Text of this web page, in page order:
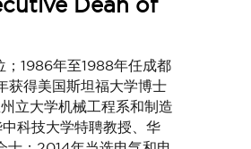
；1986年至1988年任成都
获得美国斯坦福大学博士
立大学机械工程系和制造
科技大学特聘教授、华